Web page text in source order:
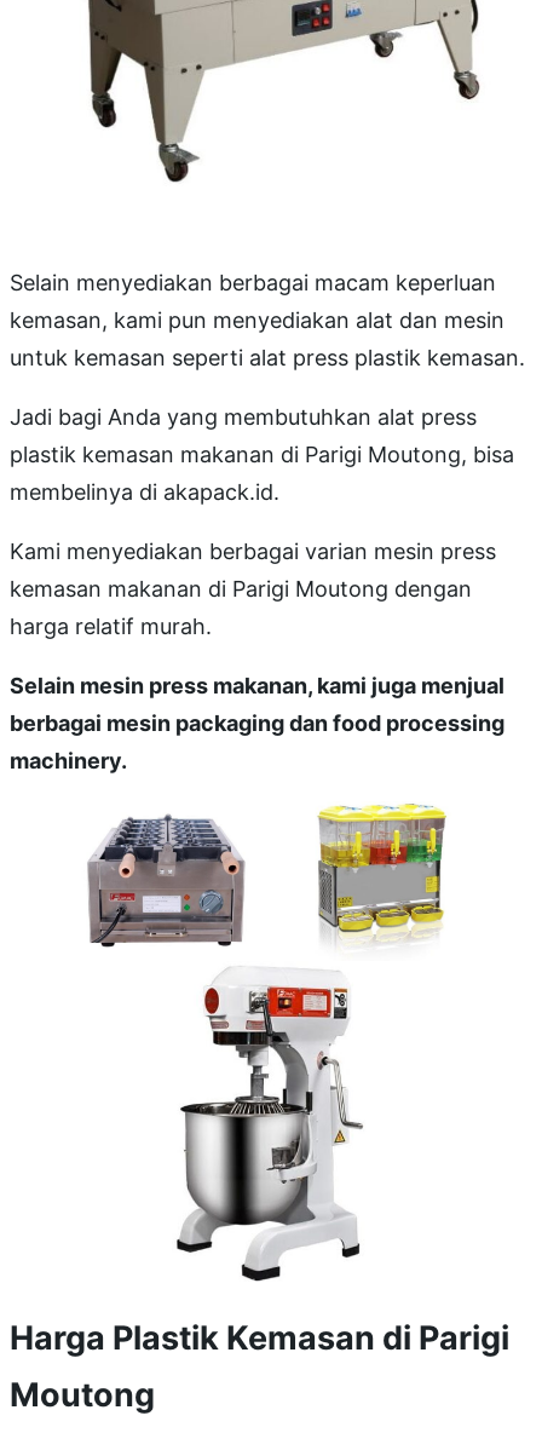
Selain menyediakan berbagai macam keperluan
kemasan, kami pun menyediakan alat dan mesin
untuk kemasan seperti alat press plastik kemasan.
Jadi bagi Anda yang membutuhkan alat press
plastik kemasan makanan di Parigi Moutong, bisa
membelinya di akapack.id.
Kami menyediakan berbagai varian mesin press
kemasan makanan di Parigi Moutong dengan
harga relatif murah.
Selain mesin press makanan, kami juga menjual
berbagai mesin packaging dan food processing
machinery.
Harga Plastik Kemasan di Parigi
Moutong